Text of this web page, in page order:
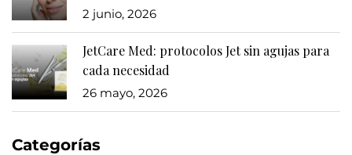
2 junio, 2026
JetCare Med: protocolos Jet sin agujas para
cada necesidad
26 mayo, 2026
Categorías